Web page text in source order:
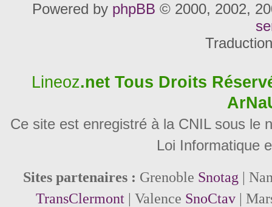
Powered by phpBB © 2000, 2002,
Lineoz.net Tous Droits
Ce site est enregistré à la CNIL sous le
Loi Informatique
Sites partenaires : Grenoble Snotag |
TransClermont| Valence SnoCtav|